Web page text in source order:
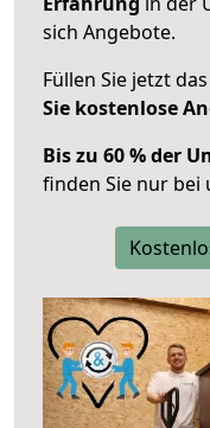
sich Angebote.
Füllen Sie jetzt
Sie kostenlose
Bis zu 60 % der
finden Sie nur bei